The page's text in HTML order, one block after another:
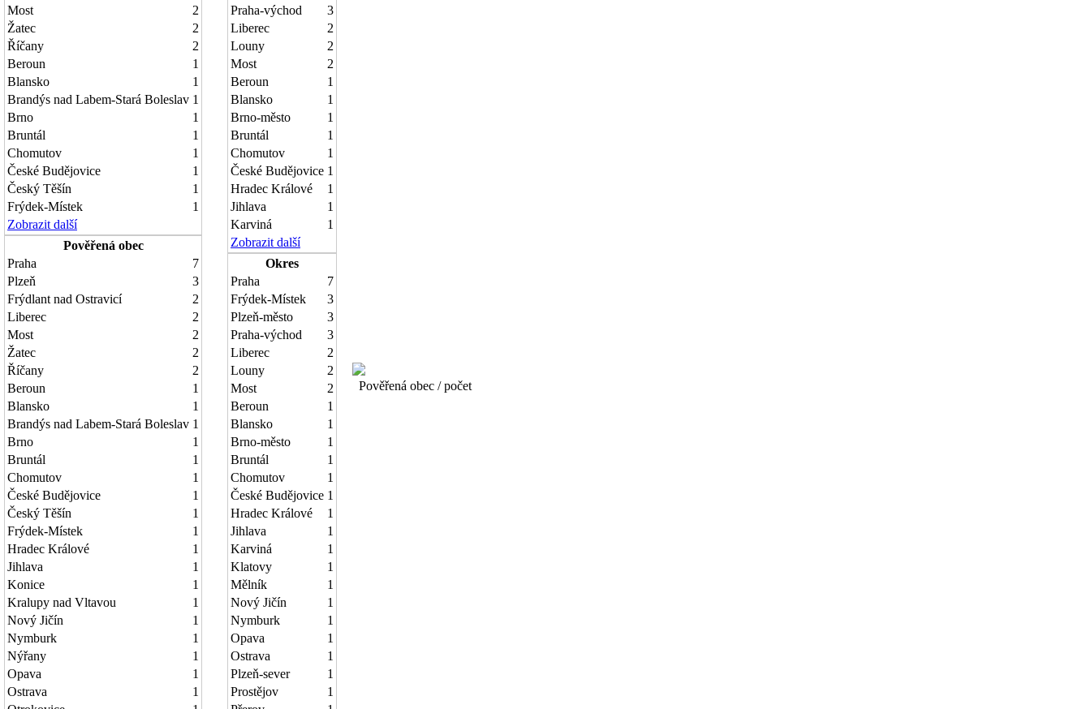
Most
2
Žatec
2
Říčany
2
Beroun
1
Blansko
1
Brandýs nad Labem-Stará Boleslav 1
Brno
1
Bruntál
1
Chomutov
1
České Budějovice
1
Český Těšín
1
Frýdek-Místek
1
Zobrazit další
Pověřená obec
Praha
7
Plzeň
3
Frýdlant nad Ostravicí
2
Liberec
2
Most
2
Žatec
2
Říčany
2
Beroun
1
Blansko
1
Brandýs nad Labem-Stará Boleslav 1
Brno
1
Bruntál
1
Chomutov
1
České Budějovice
1
Český Těšín
1
Frýdek-Místek
1
Hradec Králové
1
Jihlava
1
Konice
1
Kralupy nad Vltavou
1
Nový Jičín
1
Nymburk
1
Nýřany
1
Opava
1
Ostrava
1
Praha-východ
3
Liberec
2
Louny
2
Most
2
Beroun
1
Blansko
1
Brno-město
1
Bruntál
1
Chomutov
1
České Budějovice 1
Hradec Králové
1
Jihlava
1
Karviná
1
Zobrazit další
Okres
Praha
7
Frýdek-Místek
3
Plzeň-město
3
Praha-východ
3
Liberec
2
Louny
2
Most
2
Beroun
1
Blansko
1
Brno-město
1
Bruntál
1
Chomutov
1
České Budějovice 1
Hradec Králové
1
Jihlava
1
Karviná
1
Klatovy
1
Mělník
1
Nový Jičín
1
Nymburk
1
Opava
1
Ostrava
1
Plzeň-sever
1
Prostějov
1
Pověřená obec / počet